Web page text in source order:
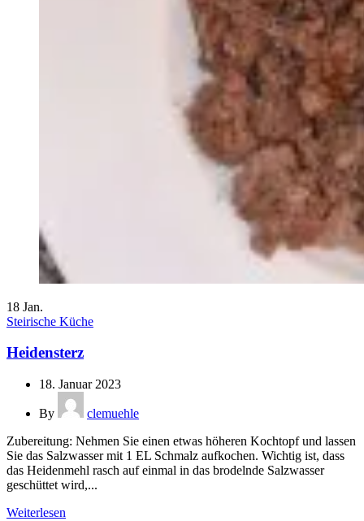
18 Jan.
Steirische Küche
Heidensterz
18. Januar 2023
By
clemuehle
Zubereitung: Nehmen Sie einen etwas höheren Kochtopf und lassen
Sie das Salzwasser mit 1 EL Schmalz aufkochen. Wichtig ist, dass
das Heidenmehl rasch auf einmal in das brodelnde Salzwasser
geschüttet wird,...
Weiterlesen